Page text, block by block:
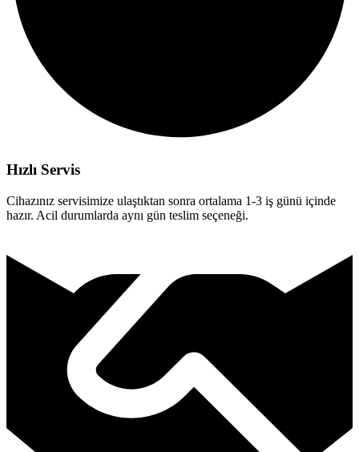
Hızlı Servis
Cihazınız servisimize ulaştıktan sonra ortalama 1-3 iş günü içinde
hazır. Acil durumlarda aynı gün teslim seçeneği.